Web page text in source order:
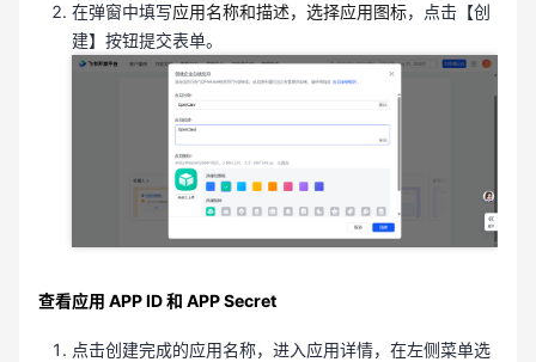
在弹窗中填写应用名称和描述，选择应用图标，点击【创
建】按钮提交表单。
查看应用 APP ID 和 APP Secret
点击创建完成的应用名称，进入应用详情，在左侧菜单选